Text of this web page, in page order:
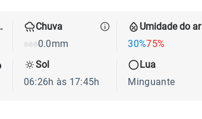
Chuva
0.0mm
Umidade do ar
30%75%
Sol
06:26h às 17:45h
Lua
Minguante